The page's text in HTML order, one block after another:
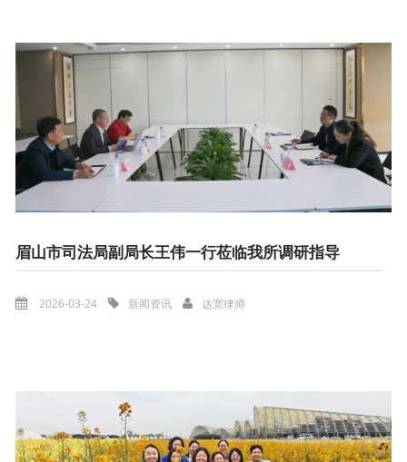
眉山市司法局副局长王伟一行莅临我所调研指导
2026-03-24 新闻资讯 达宽律师